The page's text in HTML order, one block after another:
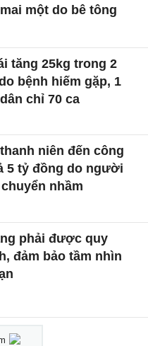
một do bê tông
tăng 25kg trong 2
bệnh hiếm gặp, 1
chỉ 70 ca
niên đến công
5 tỷ đồng do người
nhầm
phải được quy
đảm bảo tầm nhìn